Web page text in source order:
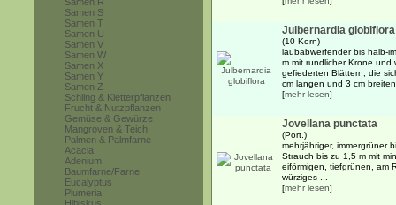
Samen S
Samen T
Samen U
Samen V
Samen W
Samen X
Samen Y
Samen Z
Schling & Kletterpflanzen
Frucht & Nutzpflanzen
Gemüse & Gewürze
Mangroven & Teich
Palmen & Palmfarne
Acacia
Adenium
Baumfarne/Farne
Eucalyptus
Plumeria
Julbernardia globiflora
(10 Korn)
laubabwerfender bis halb-
m mit rundlicher Krone
gefiederten Blättern, die
cm langen und 3 cm
[mehr lesen]
Jovellana punctata
(Port.)
mehrjähriger, immergrüner
Strauch bis zu 1,5 m mit
eiförmigen, tiefgrünen, am
würziges ...
[mehr lesen]